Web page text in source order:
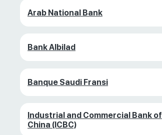
Arab National Bank
Bank Albilad
Banque Saudi Fransi
Industrial and Commercial Bank of
China (ICBC)